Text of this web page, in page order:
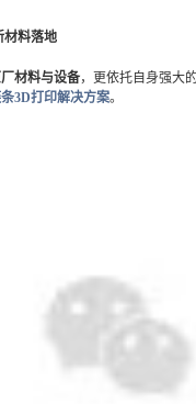
材料落地
材料与设备，更依托自身强大
3D打印解决方案。